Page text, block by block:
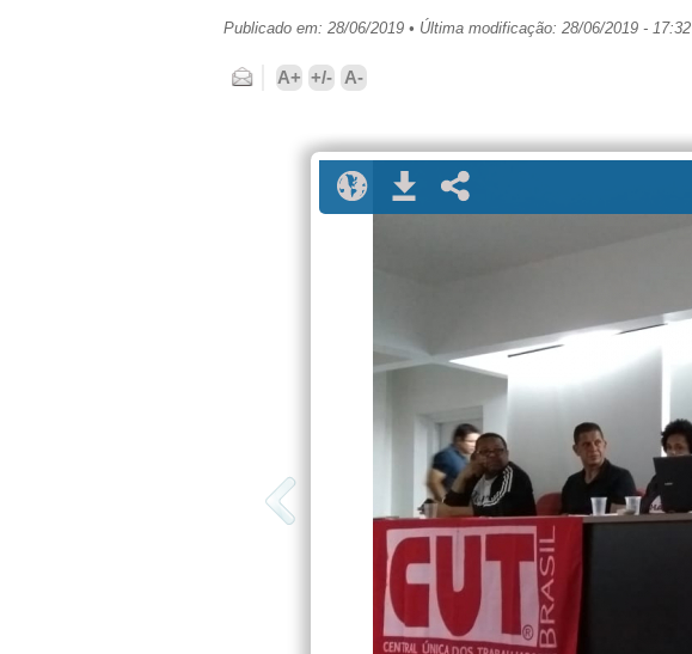
Publicado em: 28/06/2019 • Última modificação: 28/06/2019 - 17:32
Enviar por e-mail
A+ +/- A-